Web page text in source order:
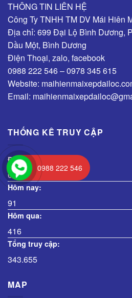
THÔNG TIN LIÊN HỆ
Công Ty TNHH TM DV Mái Hiên
Địa chỉ: 699 Đại Lộ Bình Dương,
Dầu Một, Bình Dương
Điện Thoại, zalo, facebook
0988 222 546 – 0978 345 615
Website:
Email:
THỐNG KÊ TRUY CẬP
Đang truy cập:
0
Hôm nay:
91
Hôm qua:
416
Tổng truy cập:
343.655
MAP
0988 222 546